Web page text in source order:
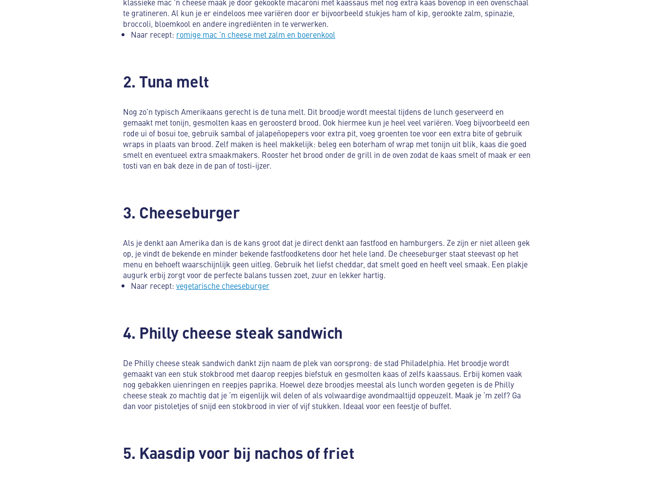
te gratineren. Al kun je er eindeloos mee variëren door er bijvoorbeeld stukjes ham of kip, gerookte zalm, spinazie,
broccoli, bloemkool en andere ingrediënten in te verwerken.
Naar recept: romige mac ’n cheese met zalm en boerenkool
2. Tuna melt
Nog zo’n typisch Amerikaans gerecht is de tuna melt. Dit broodje wordt meestal tijdens de lunch geserveerd en
gemaakt met tonijn, gesmolten kaas en geroosterd brood. Ook hiermee kun je heel veel variëren. Voeg bijvoorbeeld een
rode ui of bosui toe, gebruik sambal of jalapeñopepers voor extra pit, voeg groenten toe voor een extra bite of gebruik
wraps in plaats van brood. Zelf maken is heel makkelijk: beleg een boterham of wrap met tonijn uit blik, kaas die goed
smelt en eventueel extra smaakmakers. Rooster het brood onder de grill in de oven zodat de kaas smelt of maak er een
tosti van en bak deze in de pan of tosti-ijzer.
3. Cheeseburger
Als je denkt aan Amerika dan is de kans groot dat je direct denkt aan fastfood en hamburgers. Ze zijn er niet alleen gek
op, je vindt de bekende en minder bekende fastfoodketens door het hele land. De cheeseburger staat steevast op het
menu en behoeft waarschijnlijk geen uitleg. Gebruik het liefst cheddar, dat smelt goed en heeft veel smaak. Een plakje
augurk erbij zorgt voor de perfecte balans tussen zoet, zuur en lekker hartig.
Naar recept: vegetarische cheeseburger
4. Philly cheese steak sandwich
De Philly cheese steak sandwich dankt zijn naam de plek van oorsprong: de stad Philadelphia. Het broodje wordt
gemaakt van een stuk stokbrood met daarop reepjes biefstuk en gesmolten kaas of zelfs kaassaus. Erbij komen vaak
nog gebakken uienringen en reepjes paprika. Hoewel deze broodjes meestal als lunch worden gegeten is de Philly
cheese steak zo machtig dat je ‘m eigenlijk wil delen of als volwaardige avondmaaltijd oppeuzelt. Maak je ‘m zelf? Ga
dan voor pistoletjes of snijd een stokbrood in vier of vijf stukken. Ideaal voor een feestje of buffet.
5. Kaasdip voor bij nachos of friet